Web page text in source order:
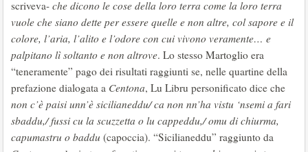
scriveva- che dicono le cose della loro terra come la loro terra
vuole che siano dette per essere quelle e non altre, col sapore e il
colore, l’aria, l’alito e l’odore con cui vivono veramente… e
palpitano lì soltanto e non altrove. Lo stesso Martoglio era
“teneramente” pago dei risultati raggiunti se, nelle quartine della
prefazione dialogata a Centona, Lu Libru personificato dice che
non c’è paisi unn’è sicilianeddu/ ca non nn’ha vistu ‘nsemi a fari
sbaddu,/ fussi cu la scuzzetta o lu cappeddu,/ omu di chiurma,
capumastru o baddu (capoccia). “Sicilianeddu” raggiunto da